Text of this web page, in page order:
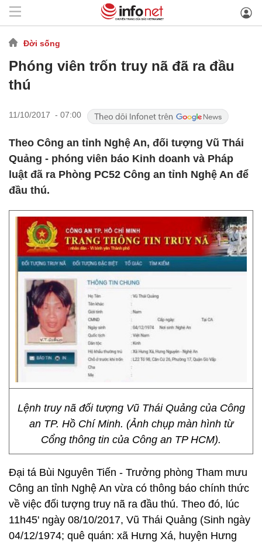
Đời sống
Phóng viên trốn truy nã đã ra đầu
thú
11/10/2017 - 07:00
Theo Công an tỉnh Nghệ An, đối tượng Vũ Thái
Quảng - phóng viên báo Kinh doanh và Pháp
luật đã ra Phòng PC52 Công an tỉnh Nghệ An để
đầu thú.
Lệnh truy nã đối tượng Vũ Thái Quảng của Công
an TP. Hồ Chí Minh. (Ảnh chụp màn hình từ
Cổng thông tin của Công an TP HCM).
Đại tá Bùi Nguyên Tiến - Trưởng phòng Tham mưu
Công an tỉnh Nghệ An vừa có thông báo chính thức
về việc đối tượng truy nã ra đầu thú. Theo đó, lúc
11h45' ngày 08/10/2017, Vũ Thái Quảng (Sinh ngày
04/12/1974; quê quán: xã Hưng Xá, huyện Hưng